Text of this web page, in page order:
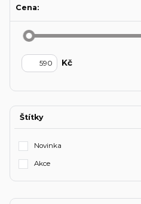
Cena:
Kč
Štítky
Novinka
Akce